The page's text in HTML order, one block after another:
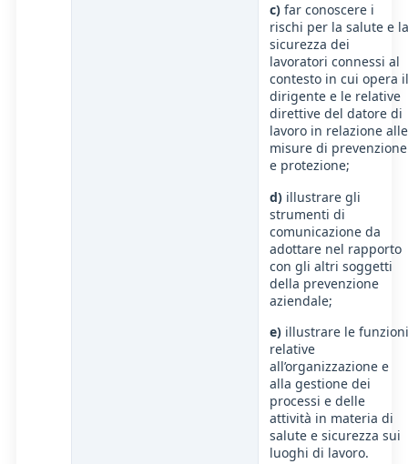
c)far conoscere i
rischi per la salute e la
sicurezza dei
lavoratori connessi al
contesto in cui opera il
dirigente e le relative
direttive del datore di
lavoro in relazione alle
misure di prevenzione
e protezione;
d)illustrare gli
strumenti di
comunicazione da
adottare nel rapporto
con gli altri soggetti
della prevenzione
aziendale;
e)illustrare le funzioni
relative
all’organizzazione e
alla gestione dei
processi e delle
attività in materia di
salute e sicurezza sui
luoghi di lavoro.